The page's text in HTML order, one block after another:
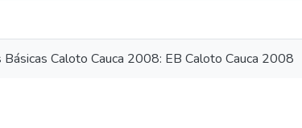
Básicas Caloto Cauca 2008: EB Caloto Cauca 2008